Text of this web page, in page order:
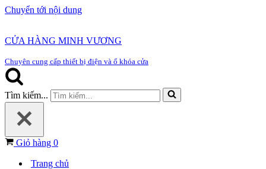
Chuyển tới nội dung
CỬA HÀNG MINH VƯƠNG
Chuyên cung cấp thiết bị điện và ổ khóa cửa
Tìm kiếm...
Giỏ hàng 0
Trang chủ